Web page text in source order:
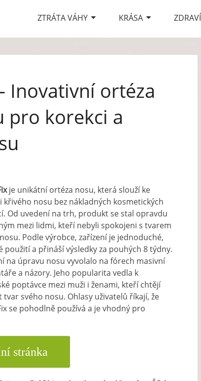
ZTRÁTA VÁHY KRÁSA ZDRAVÍ
Inovativní ortéza
pro korekci a
je unikátní ortéza nosu, která slouží ke
křivého nosu bez nákladných kosmetických
Od uvedení na trh, produkt se stal opravdu
mezi lidmi, kteří nebyli spokojeni s tvarem
Podle výrobce, zařízení je jednoduché,
použití a přináší výsledky za pouhých 8 týdny.
na úpravu nosu vyvolalo na fórech masivní
a názory. Jeho popularita vedla k
poptávce mezi muži i ženami, kteří chtějí
tvar svého nosu. Ohlasy uživatelů říkají, že
se pohodlně používá a je vhodný pro
stránka